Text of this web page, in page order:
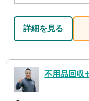
詳細を見る